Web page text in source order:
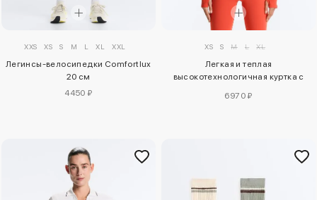
XXS XS S M L XL XXL
Легинсы-велосипедки Comfortlux
20 см
4450 ₽
XS S M L XL
Легкая и теплая
высокотехнологичная куртка с
6970 ₽